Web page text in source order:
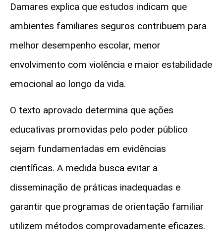
Damares explica que estudos indicam que
ambientes familiares seguros contribuem para
melhor desempenho escolar, menor
envolvimento com violência e maior estabilidade
emocional ao longo da vida.
O texto aprovado determina que ações
educativas promovidas pelo poder público
sejam fundamentadas em evidências
científicas. A medida busca evitar a
disseminação de práticas inadequadas e
garantir que programas de orientação familiar
utilizem métodos comprovadamente eficazes.